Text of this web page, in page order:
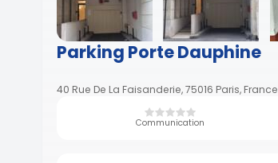
Parking Porte Dauphine
40 Rue De La Faisanderie, 75016 Paris, France
Communication